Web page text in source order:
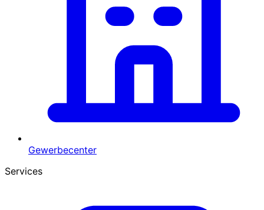
Gewerbecenter
Services